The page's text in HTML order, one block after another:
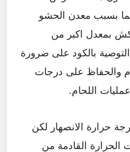
بسبب معدن الحشو
بمعدل اكبر من
التوصية بالكود على ضرورة
والحفاظ على درجات
حرارة الانصهار لكن
الحرارة القادمة من